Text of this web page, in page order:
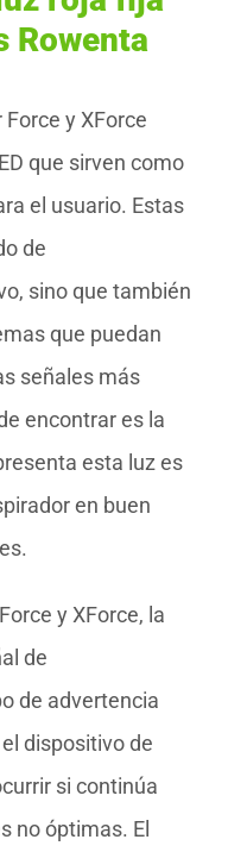
Rowenta
y XForce
que sirven como
el usuario. Estas
de
sino que también
que puedan
señales más
encontrar es la
esta luz es
en buen
y XForce, la
de
de advertencia
dispositivo de
si continúa
no óptimas. El